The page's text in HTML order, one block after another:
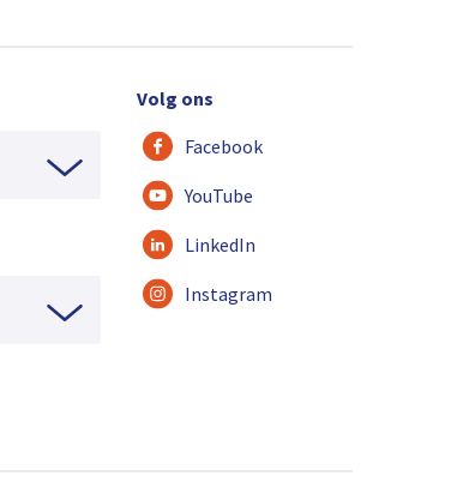
Volg ons
Facebook
YouTube
LinkedIn
Instagram